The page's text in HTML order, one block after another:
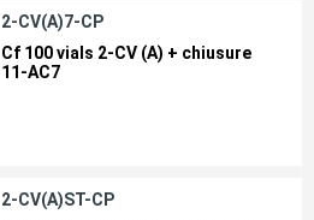
2-CV(A)7-CP
Cf 100 vials 2-CV (A) + chiusure
11-AC7
2-CV(A)ST-CP